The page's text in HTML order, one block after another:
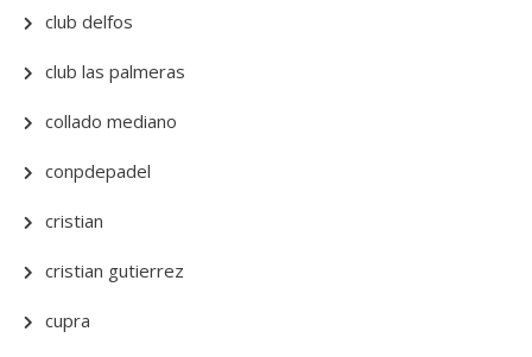
club delfos
club las palmeras
collado mediano
conpdepadel
cristian
cristian gutierrez
cupra